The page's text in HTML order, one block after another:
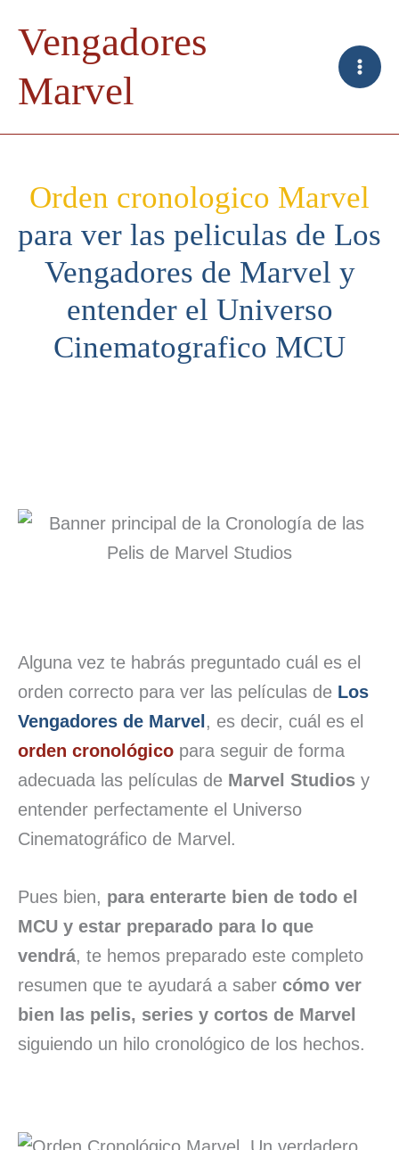
Vengadores
Marvel
Orden cronologico Marvel
para ver las peliculas de Los
Vengadores de Marvel y
entender el Universo
Cinematografico MCU
Alguna vez te habrás preguntado cuál es el
orden correcto para ver las películas de Los
Vengadores de Marvel , es decir, cuál es el
orden cronológico para seguir de forma
adecuada las películas de Marvel Studios y
entender perfectamente el Universo
Cinematográfico de Marvel.
Pues bien, para enterarte bien de todo el
MCU y estar preparado para lo que
vendrá, te hemos preparado este completo
resumen que te ayudará a saber cómo ver
bien las pelis, series y cortos de Marvel
siguiendo un hilo cronológico de los hechos.